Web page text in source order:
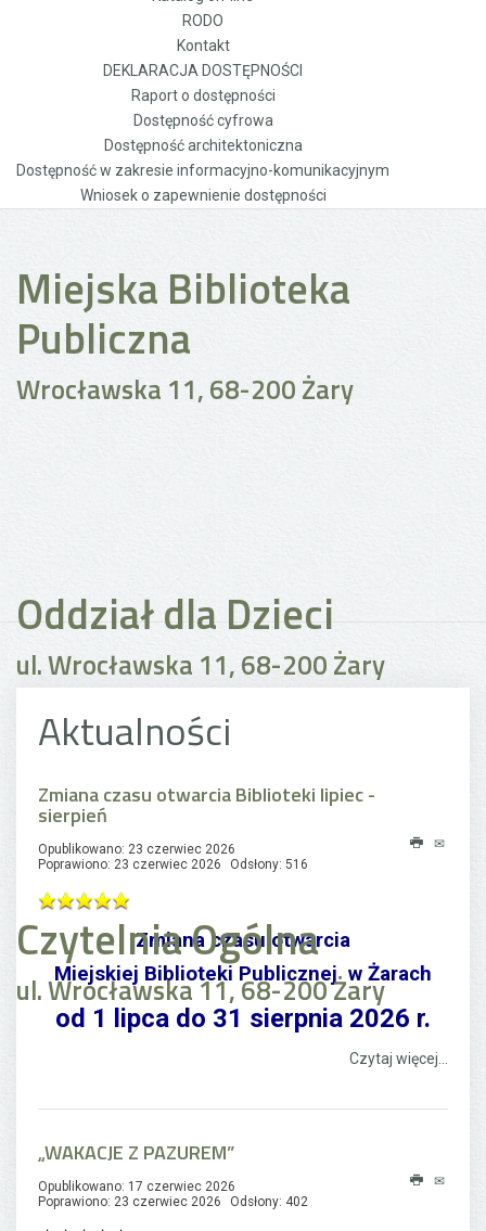
RODO
Kontakt
DEKLARACJA DOSTĘPNOŚCI
Raport o dostępności
Dostępność cyfrowa
Dostępność architektoniczna
Dostępność w zakresie informacyjno-komunikacyjnym
Wniosek o zapewnienie dostępności
Miejska Biblioteka
Publiczna
Wrocławska 11, 68-200 Żary
Oddział dla Dzieci
ul. Wrocławska 11, 68-200 Żary
Czytelnia Ogólna
ul. Wrocławska 11, 68-200 Żary
Aktualności
Zmiana czasu otwarcia Biblioteki lipiec -
sierpień
Opublikowano: 23 czerwiec 2026
Poprawiono: 23 czerwiec 2026
Odsłony: 516
Zmiana czasu otwarcia
Miejskiej Biblioteki Publicznej w Żarach
od 1 lipca do 31 sierpnia 2026 r.
Czytaj więcej...
„WAKACJE Z PAZUREM”
Opublikowano: 17 czerwiec 2026
Poprawiono: 23 czerwiec 2026
Odsłony: 402